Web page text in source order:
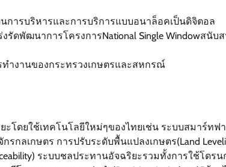
การบริหารและการบริการแบบอนาล็อคเป็นดิจิตอล
รัดพัฒนาการโครงการNational Single Windowสนับ
ำงานของกระทรวงเกษตรและสหกรณ์
ะโดยใช้เทคโนโลยีใหม่ๆของไทยเช่น ระบบสมาร์ทฟ
กลเกษตร การปรับระดับพื้นแปลงเกษตร(Land
ระบบชลประทานอัจฉริยะรวมทั้งการใช้โดรน